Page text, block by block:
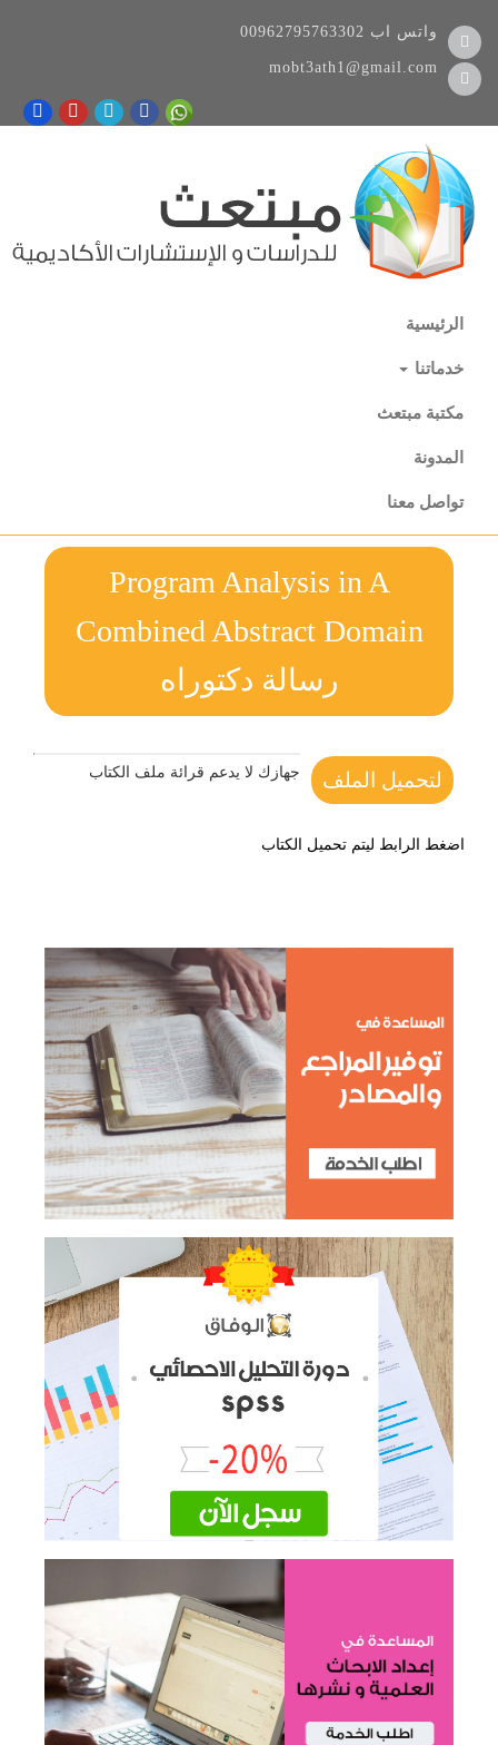
00962795763302 واتس اب
mobt3ath1@gmail.com
الرئيسية
خدماتنا
مكتبة مبتعث
المدونة
تواصل معنا
Program Analysis in A
Combined Abstract Domain
رسالة دكتوراه
لتحميل الملف جهازك لا يدعم قرائة ملف الكتاب
اضغط الرابط ليتم تحميل الكتاب